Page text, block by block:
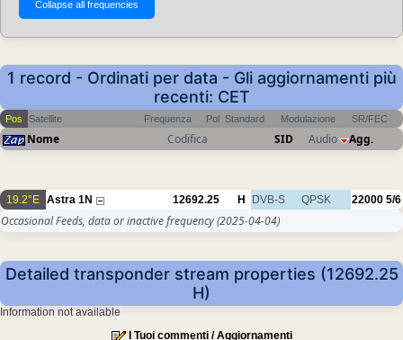
1 record - Ordinati per data - Gli aggiornamenti più
recenti: CET
Pos Satellite Frequenza Pol Standard Modulazione SR/FEC
Nome Codifica SID Audio Agg.
19.2°E Astra 1N 12692.25 H DVB-S QPSK 22000 5/6
Occasional Feeds, data or inactive frequency(2025-04-04)
Detailed transponder stream properties (12692.25
H)
Information not available
I Tuoi commenti / Aggiornamenti